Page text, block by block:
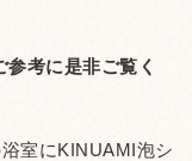
参考に是非ご覧く
室にKINUAMI泡シ